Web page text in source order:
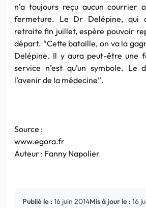
n’a toujours reçu aucun courrier
fermeture. Le Dr Delépine, qui
retraite fin juillet, espère pouvoir
départ. “Cette bataille, on va la
Delépine. Il y aura peut-être une
service n’est qu’un symbole. Le
l’avenir de la médecine”.
Source :
www.egora.fr
Auteur : Fanny Napolier
Publié le : 16 juin 2014Mis à jour le : 16